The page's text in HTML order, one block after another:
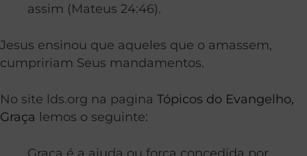
assim (Mateus 24:46).
Jesus ensinou que aqueles que o amassem,
cumpririam Seus mandamentos.
No site lds.org na pagina Tópicos do Evangelho,
Graça lemos o seguinte:
Graça é a ajuda ou força concedida por